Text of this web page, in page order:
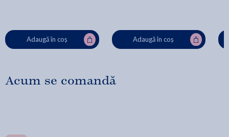
Adaugă în coș Adaugă în coș
Acum se comandă